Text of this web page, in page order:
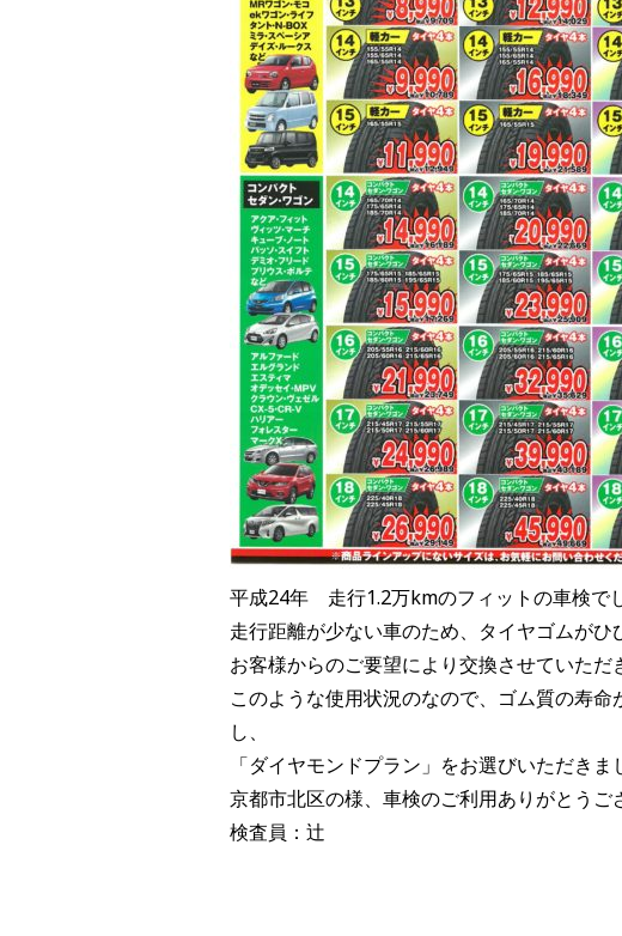
平成24年 走行1.2万kmのフィットの車検でし
走行距離が少ない車のため、タイヤゴムが
お客様からのご要望により交換させていただ
このような使用状況のなので、ゴム質の寿
し、
「ダイヤモンドプラン」をお選びいただきま
京都市北区の様、車検のご利用ありがとうご
検査員：辻